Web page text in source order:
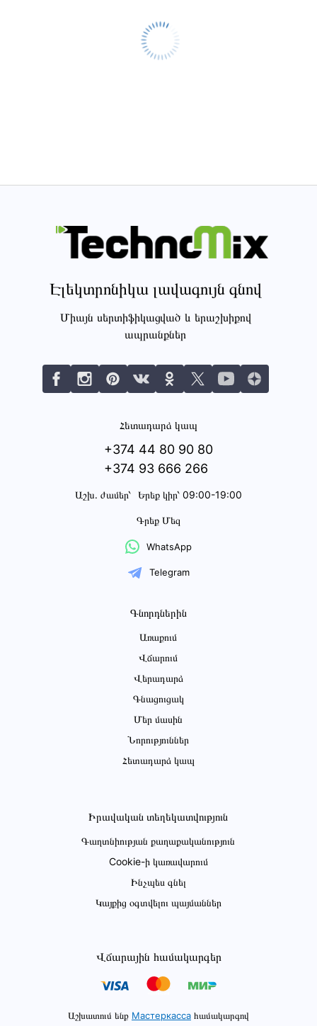
Էլեկտրոնիկա լավագույն գնով
Միայն սերտիֆիկացված և երաշխիքով
ապրանքներ
Հետադարձ կապ
+374 44 80 90 80
+374 93 666 266
Աշխ․ ժամեր՝ Երեք կիր՝ 09:00-19:00
Գրեք Մեզ
WhatsApp
Telegram
Գնորդներին
Առաքում
Վճարում
Վերադարձ
Գնացուցակ
Մեր մասին
Նորություններ
Հետադարձ կապ
Իրավական տեղեկատվություն
Գաղտնիության քաղաքականություն
Cookie-ի կառավարում
Ինչպես գնել
Կայքից օգտվելու պայմաններ
Վճարային համակարգեր
Աշխատում ենք Мастеркасса համակարգով